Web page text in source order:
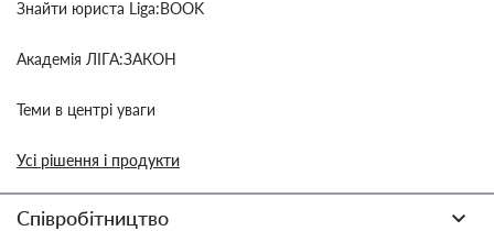
Знайти юриста Liga:BOOK
Академія ЛІГА:ЗАКОН
Теми в центрі уваги
Усі рішення і продукти
Співробітництво